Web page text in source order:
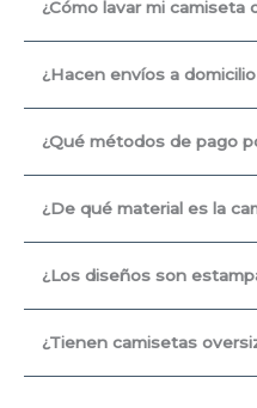
¿Cómo lavar mi camiseta
¿Hacen envíos a
¿Qué métodos de pago
¿De qué material es la
¿Los diseños son
¿Tienen camisetas